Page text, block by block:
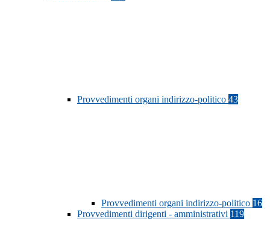
Provvedimenti organi indirizzo-politico 43
Provvedimenti organi indirizzo-politico 16
Provvedimenti dirigenti - amministrativi 119